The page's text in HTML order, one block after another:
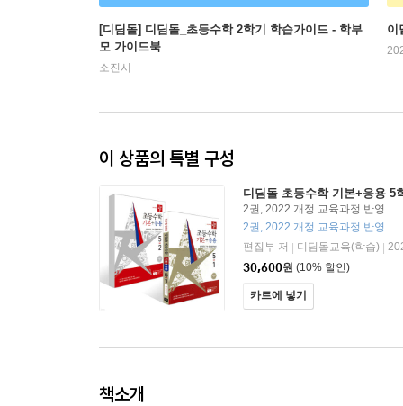
[디딤돌] 디딤돌_초등수학 2학기 학습가이드 - 학부
모 가이드북
소진시
이
이 상품의 특별 구성
디딤돌 초등수학 기본+응용 5
2권, 2022 개정 교육과정 반영
2권, 2022 개정 교육과정 반영
편집부 저
디딤돌교육(학습)
30,600원 (10% 할인)
카트에 넣기
책소개